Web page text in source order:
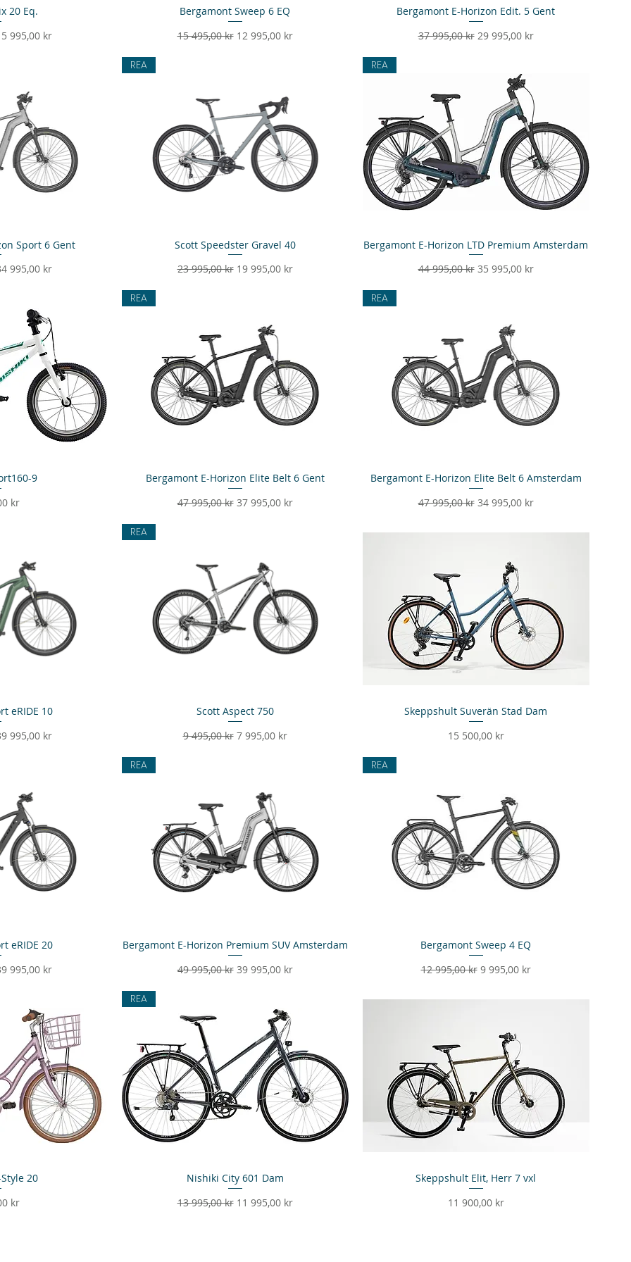
20 Eq.
995,00 kr
Snabbvisning
Bergamont Sweep 6 EQ
Ordinarie pris
15 495,00 kr Reapris
12 995,00 kr
Snabbvisning
Bergamont E-Horizon Edit. 5 Gent
Ordinarie pris
37 995,00 kr Reapris
29 995,00 kr
Sport 6 Gent
995,00 kr
Snabbvisning
REA
Scott Speedster Gravel 40
Ordinarie pris
23 995,00 kr Reapris
19 995,00 kr
Snabbvisning
REA
Bergamont E-Horizon LTD Premium Amsterdam
Ordinarie pris
44 995,00 kr Reapris
35 995,00 kr
9
kr
Snabbvisning
REA
Bergamont E-Horizon Elite Belt 6 Gent
Ordinarie pris
47 995,00 kr Reapris
37 995,00 kr
Snabbvisning
REA
Bergamont E-Horizon Elite Belt 6 Amsterdam
Ordinarie pris
47 995,00 kr Reapris
34 995,00 kr
eRIDE 10
995,00 kr
Snabbvisning
REA
Scott Aspect 750
Ordinarie pris
9 495,00 kr Reapris
7 995,00 kr
Snabbvisning
Skeppshult Suverän Stad Dam
Pris
15 500,00 kr
eRIDE 20
995,00 kr
Snabbvisning
REA
Bergamont E-Horizon Premium SUV Amsterdam
Ordinarie pris
49 995,00 kr Reapris
39 995,00 kr
Snabbvisning
REA
Bergamont Sweep 4 EQ
Ordinarie pris
12 995,00 kr Reapris
9 995,00 kr
20
kr
Snabbvisning
REA
Nishiki City 601 Dam
Ordinarie pris
13 995,00 kr Reapris
11 995,00 kr
Snabbvisning
Skeppshult Elit, Herr 7 vxl
Pris
11 900,00 kr